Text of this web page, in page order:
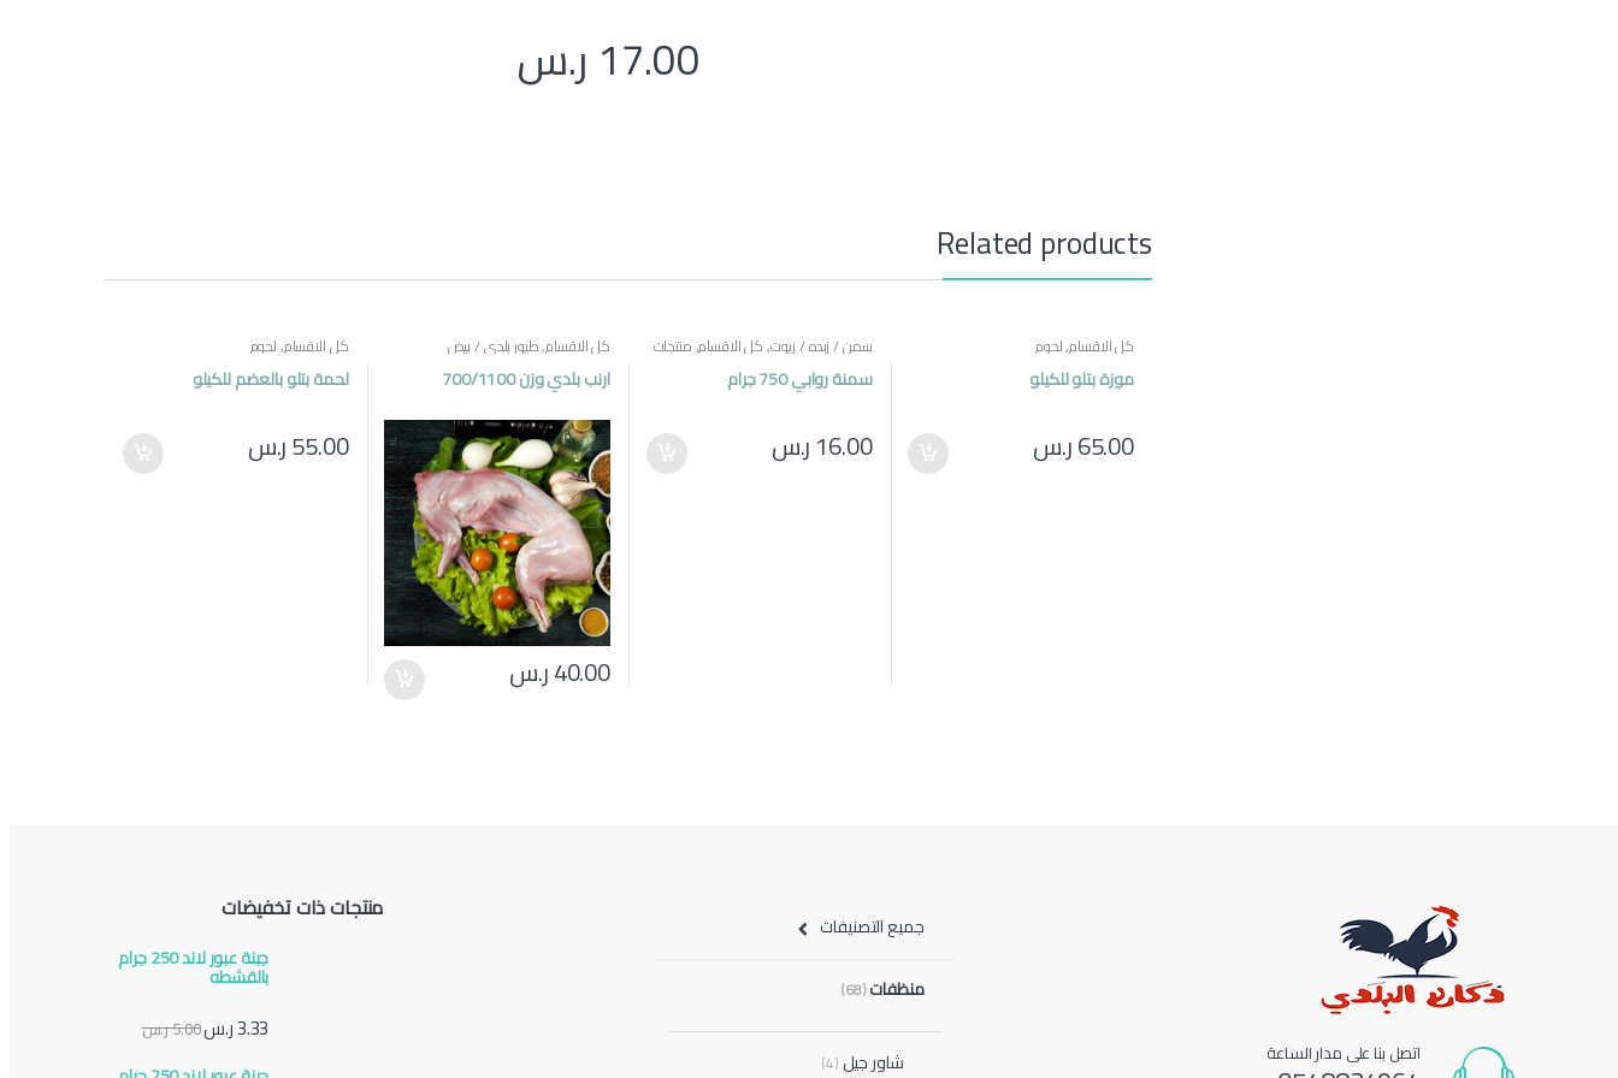
17.00 ر.س
Related products
كل الاقسام,لحوم
موزة بتلو للكيلو
65.00ر.س
سمن / زبده / زيوت,كل الاقسام,منتجات
مصرية
سمنة روابي 750 جرام
16.00ر.س
كل الاقسام,طيور بلدي / بيض
ارنب بلدي وزن 700/1100
40.00ر.س
كل الاقسام,لحوم
لحمة بتلو بالعضم للكيلو
55.00ر.س
اتصل بنا على مدار الساعة
جميع التصنيفات
منظفات(68)
شاور جيل (4)
منتجات ذات تخفيضات
جبنة عبور لاند 250 جرام
بالقشطه
3.33ر.س5.00ر.س